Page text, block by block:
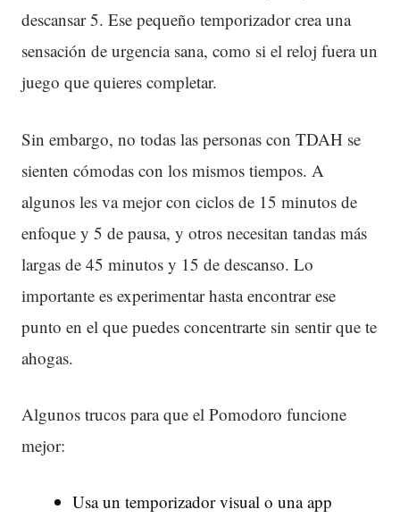
descansar 5. Ese pequeño temporizador crea una
sensación de urgencia sana, como si el reloj fuera un
juego que quieres completar.
Sin embargo, no todas las personas con TDAH se
sienten cómodas con los mismos tiempos. A
algunos les va mejor con ciclos de 15 minutos de
enfoque y 5 de pausa, y otros necesitan tandas más
largas de 45 minutos y 15 de descanso. Lo
importante es experimentar hasta encontrar ese
punto en el que puedes concentrarte sin sentir que te
ahogas.
Algunos trucos para que el Pomodoro funcione
mejor:
Usa un temporizador visual o una app